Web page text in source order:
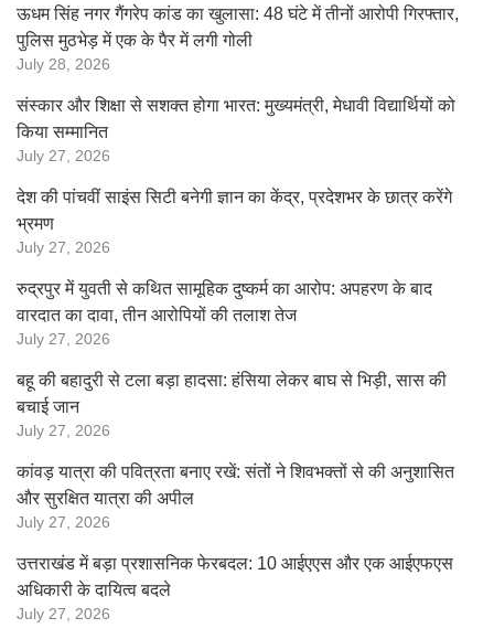
ऊधम सिंह नगर गैंगरेप कांड का खुलासा: 48 घंटे में तीनों आरोपी गिरफ्तार,
पुलिस मुठभेड़ में एक के पैर में लगी गोली
July 28, 2026
संस्कार और शिक्षा से सशक्त होगा भारत: मुख्यमंत्री, मेधावी विद्यार्थियों को
किया सम्मानित
July 27, 2026
देश की पांचवीं साइंस सिटी बनेगी ज्ञान का केंद्र, प्रदेशभर के छात्र करेंगे
भ्रमण
July 27, 2026
रुद्रपुर में युवती से कथित सामूहिक दुष्कर्म का आरोप: अपहरण के बाद
वारदात का दावा, तीन आरोपियों की तलाश तेज
July 27, 2026
बहू की बहादुरी से टला बड़ा हादसा: हंसिया लेकर बाघ से भिड़ी, सास की
बचाई जान
July 27, 2026
कांवड़ यात्रा की पवित्रता बनाए रखें: संतों ने शिवभक्तों से की अनुशासित
और सुरक्षित यात्रा की अपील
July 27, 2026
उत्तराखंड में बड़ा प्रशासनिक फेरबदल: 10 आईएएस और एक आईएफएस
अधिकारी के दायित्व बदले
July 27, 2026